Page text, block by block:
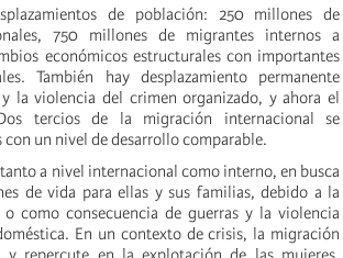
de población: 250 millones de
750 millones de migrantes internos a
económicos estructurales con importantes
También hay desplazamiento permanente
la violencia del crimen organizado, y ahora el
tercios de la migración internacional se
con un nivel de desarrollo comparable.
a nivel internacional como interno, en busca
de vida para ellas y sus familias, debido a la
como consecuencia de guerras y la violencia
En un contexto de crisis, la migración